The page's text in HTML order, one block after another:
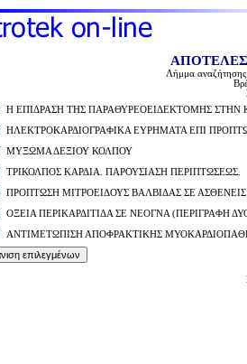
Λήμμα
Η ΕΠΙΔΡΑΣΗ ΤΗΣ ΠΑΡΑΘΥΡΕΟΕΙΔΕΚΤΟΜΗΣ ΣΤΗΝ
ΗΛΕΚΤΡΟΚΑΡΔΙΟΓΡΑΦΙΚΑ ΕΥΡΗΜΑΤΑ ΕΠΙ
ΜΥΞΩΜΑ ΔΕΞΙΟΥ ΚΟΛΠΟΥ
ΤΡΙΚΟΛΠΟΣ ΚΑΡΔΙΑ. ΠΑΡΟΥΣΙΑΣΗ ΠΕΡΙΠΤΩΣΕΩΣ.
ΠΡΟΠΤΩΣΗ ΜΙΤΡΟΕΙΔΟΥΣ ΒΑΛΒΙΔΑΣ ΣΕ
ΟΞΕΙΑ ΠΕΡΙΚΑΡΔΙΤΙΔΑ ΣΕ ΝΕΟΓΝΑ (ΠΕΡΙΓΡΑΦΗ
ΑΝΤΙΜΕΤΩΠΙΣΗ ΑΠΟΦΡΑΚΤΙΚΗΣ